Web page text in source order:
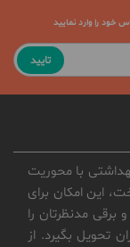
خود را وارد نمایید
تایید
با محوریت
این امکان برای
برقی مدنظرتان را
تحویل بگیرد. از